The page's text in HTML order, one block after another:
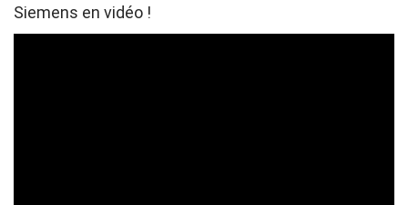
Siemens en vidéo !